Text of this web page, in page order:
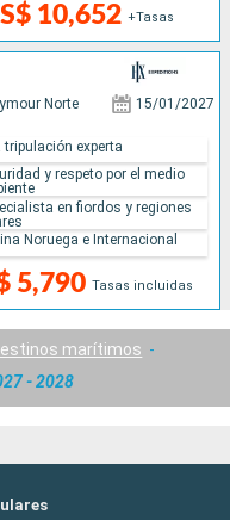
10,652 +Tasas
Norte 15/01/2027
5,790 Tasas incluidas
tripulación experta
y respeto por el medio
en fiordos y regiones
Noruega e Internacional
marítimos
- 2028